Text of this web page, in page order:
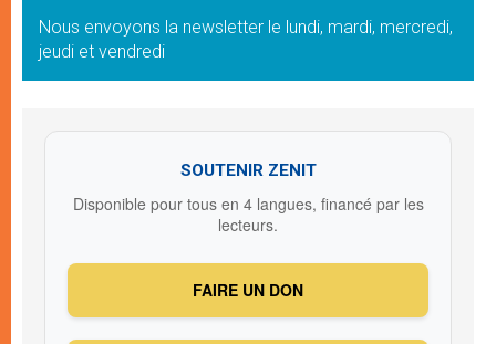
Nous envoyons la newsletter le lundi, mardi, mercredi,
jeudi et vendredi
SOUTENIR ZENIT
Disponible pour tous en 4 langues, financé par les
lecteurs.
FAIRE UN DON